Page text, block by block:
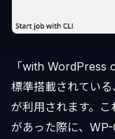
「with WordPress
標準搭載されてい
が利用されます。
があった際に、